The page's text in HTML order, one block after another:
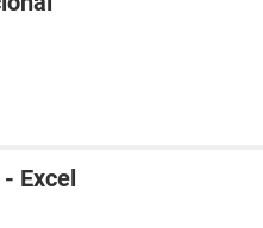
Excel